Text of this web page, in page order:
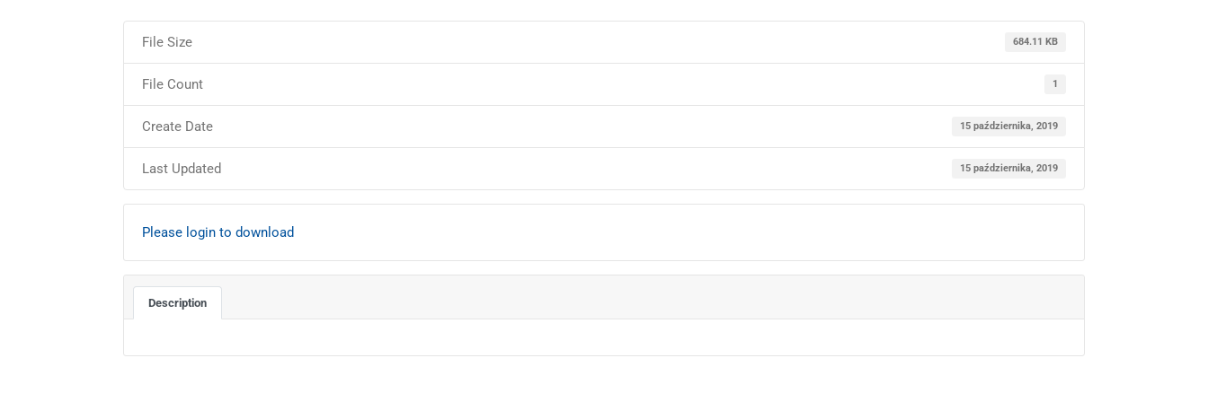
File Size 684.11 KB
File Count 1
Create Date 15 października, 2019
Last Updated 15 października, 2019
Please login to download
Description